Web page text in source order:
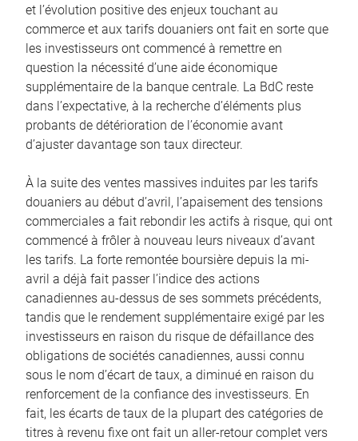
et l’évolution positive des enjeux touchant au
commerce et aux tarifs douaniers ont fait en sorte que
les investisseurs ont commencé à remettre en
question la nécessité d’une aide économique
supplémentaire de la banque centrale. La BdC reste
dans l’expectative, à la recherche d’éléments plus
probants de détérioration de l’économie avant
d’ajuster davantage son taux directeur.
À la suite des ventes massives induites par les tarifs
douaniers au début d’avril, l’apaisement des tensions
commerciales a fait rebondir les actifs à risque, qui ont
commencé à frôler à nouveau leurs niveaux d’avant
les tarifs. La forte remontée boursière depuis la mi-
avril a déjà fait passer l’indice des actions
canadiennes au-dessus de ses sommets précédents,
tandis que le rendement supplémentaire exigé par les
investisseurs en raison du risque de défaillance des
obligations de sociétés canadiennes, aussi connu
sous le nom d’écart de taux, a diminué en raison du
renforcement de la confiance des investisseurs. En
fait, les écarts de taux de la plupart des catégories de
titres à revenu fixe ont fait un aller-retour complet vers